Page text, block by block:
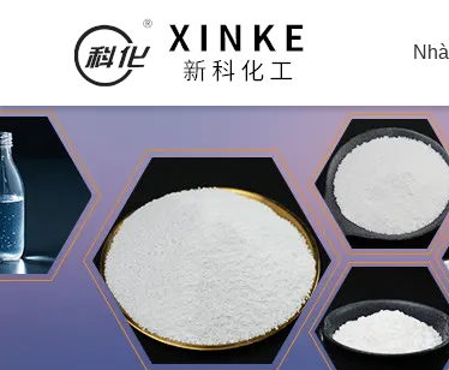
Nhà